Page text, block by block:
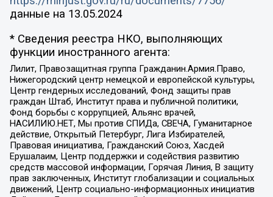
данные на 13.05.2024
* Сведения реестра НКО, выполняющих
функции иностранного агента:
Лилит, Правозащитная группа Гражданин.Армия.Право,
Нижегородский центр немецкой и европейской культуры,
Центр гендерных исследований, Фонд защиты прав
граждан Штаб, Институт права и публичной политики,
Фонд борьбы с коррупцией, Альянс врачей,
НАСИЛИЮ.НЕТ, Мы против СПИДа, СВЕЧА, Гуманитарное
действие, Открытый Петербург, Лига Избирателей,
Правовая инициатива, Гражданский Союз, Хасдей
Ерушалаим, Центр поддержки и содействия развитию
средств массовой информации, Горячая Линия, В защиту
прав заключенных, Институт глобализации и социальных
движений, Центр социально-информационных инициатив